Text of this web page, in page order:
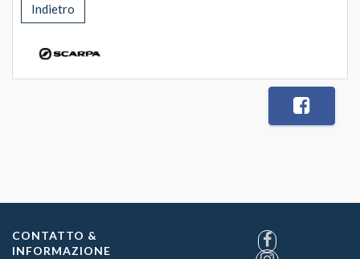
Indietro
CONTATTO &
INFORMAZIONE